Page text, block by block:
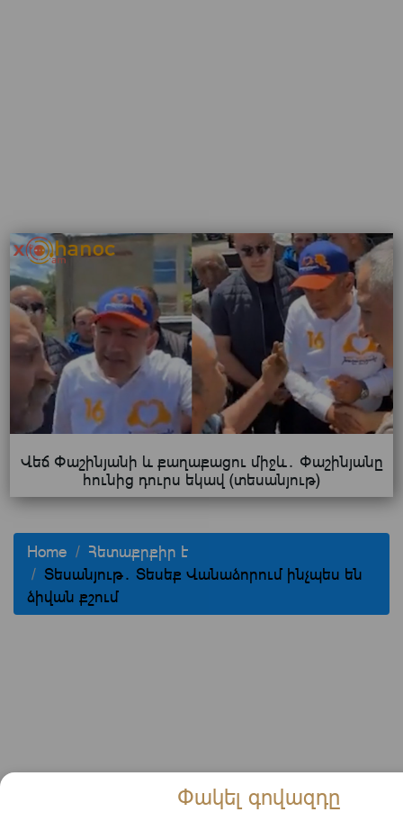
Վեճ Փաշինյանի և քաղաքացու միջև․ Փաշինյանը
հունից դուրս եկավ (տեսանյութ)
Home
Հետաքրքիր է
Տեսանյութ․ Տեսեք Վանաձորում ինչպես են
ձիվան քշում
Փակել գովազդը